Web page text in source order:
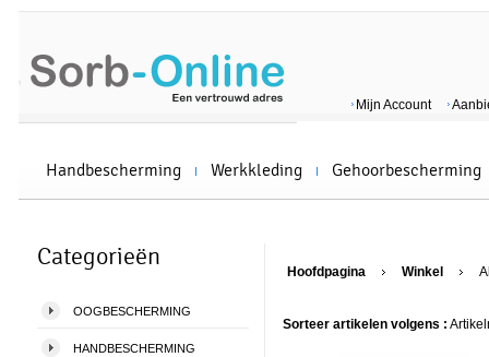
Mijn Account
Handbescherming Werkkleding Gehoorbescherming
Categorieën
OOGBESCHERMING
HANDBESCHERMING
Hoofdpagina Winkel
Sorteer artikelen volgens :